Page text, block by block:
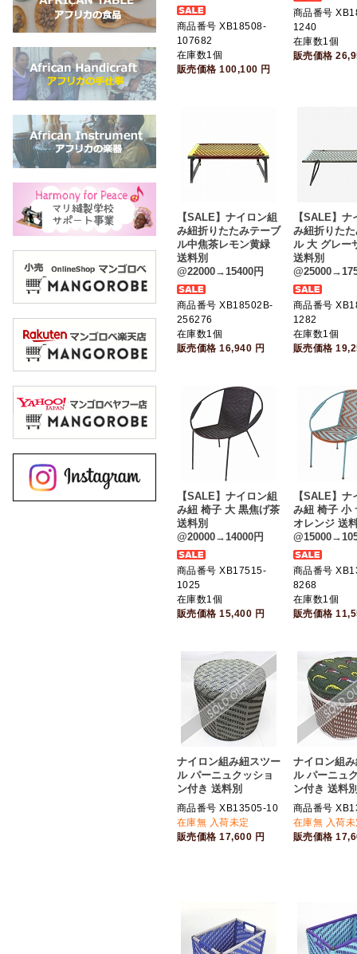
商品番号 XB18508-
107682
在庫数1個
販売価格100,100 円
商品番号
1240
在庫数1個
販売価格
【SALE】ナイロン組
み紐折りたたみテーブ
ル中焦茶レモン黄緑
送料別
@22000→15400円
商品番号 XB18502B-
256276
在庫数1個
販売価格16,940 円
【SALE】ナ
み紐折りた
ル 大 グレー
送料別
商品番号
1282
在庫数1個
販売価格
【SALE】ナイロン組
み紐 椅子 大 黒焦げ茶
送料別
@20000→14000円
商品番号 XB17515-
1025
在庫数1個
販売価格15,400 円
【SALE】ナ
み紐 椅子 小
オレンジ 送
商品番号
8268
在庫数1個
販売価格
ナイロン組み紐スツー
ル パーニュクッショ
ン付き 送料別
商品番号 XB13505-10
在庫無 入荷未定
販売価格17,600 円
ナイロン組
ル パーニュ
ン付き 送料
商品番号
在庫無 入荷
販売価格